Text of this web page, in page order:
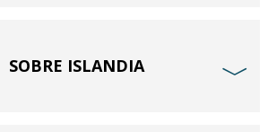
SOBRE ISLANDIA ﹀